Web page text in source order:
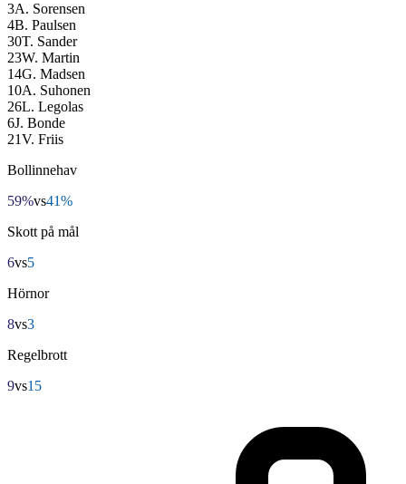
3A. Sorensen
4B. Paulsen
30T. Sander
23W. Martin
14G. Madsen
10A. Suhonen
26L. Legolas
6J. Bonde
21V. Friis
Bollinnehav
59%vs41%
Skott på mål
6vs5
Hörnor
8vs3
Regelbrott
9vs15